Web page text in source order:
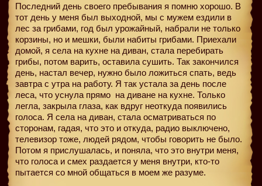
Последний день своего пребывания я помню хорошо. В
тот день у меня был выходной, мы с мужем ездили в
лес за грибами, год был урожайный, набрали не только
корзины, но и мешки, были набиты грибами. Приехали
домой, я села на кухне на диван, стала перебирать
грибы, потом варить, оставила сушить. Так закончился
день, настал вечер, нужно было ложиться спать, ведь
завтра с утра на работу. Я так устала за день после
леса, что уснула прямо на диване на кухне. Только
легла, закрыла глаза, как вдруг неоткуда появились
голоса. Я села на диван, стала осматриваться по
сторонам, гадая, что это и откуда, радио выключено,
телевизор тоже, людей рядом, чтобы говорить не было.
Потом я прислушалась, и поняла, что это внутри меня,
что голоса и смех раздается у меня внутри, кто-то
пытается со мной общаться в моем же разуме.